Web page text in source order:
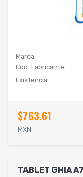
Marca:
Cód. Fabricante:
Existencia:
$763.61
MXN